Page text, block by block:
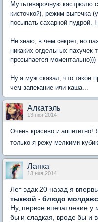
Мультиварочную кастрюлю
кисточкой), режим выпечка
посыпать сахарной пудрой.
Не знаю, в чем секрет, но
никаких отдельных пахучек
просыпается моментально)))
Ну а муж сказал, что такое
чем запекание или каша...
Алкатэль
13 ноя 2014
Очень красиво и аппетитно!
только я режу мелкими
Ланка
13 ноя 2014
Лет эдак 20 назад я
тыквой - блюдо
Ну, первое впечатление
бы и сладкая, вроде бы и